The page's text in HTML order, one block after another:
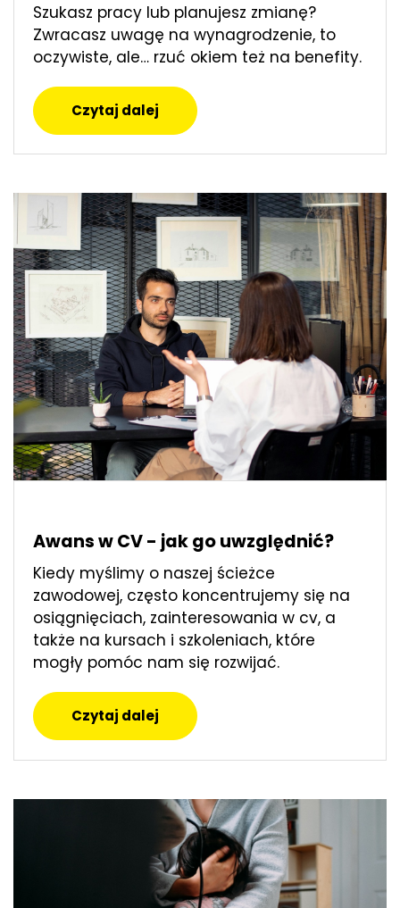
Szukasz pracy lub planujesz zmianę?
Zwracasz uwagę na wynagrodzenie, to
oczywiste, ale… rzuć okiem też na benefity.
Czytaj dalej
Awans w CV - jak go uwzględnić?
Kiedy myślimy o naszej ścieżce
zawodowej, często koncentrujemy się na
osiągnięciach, zainteresowania w cv, a
także na kursach i szkoleniach, które
mogły pomóc nam się rozwijać.
Czytaj dalej